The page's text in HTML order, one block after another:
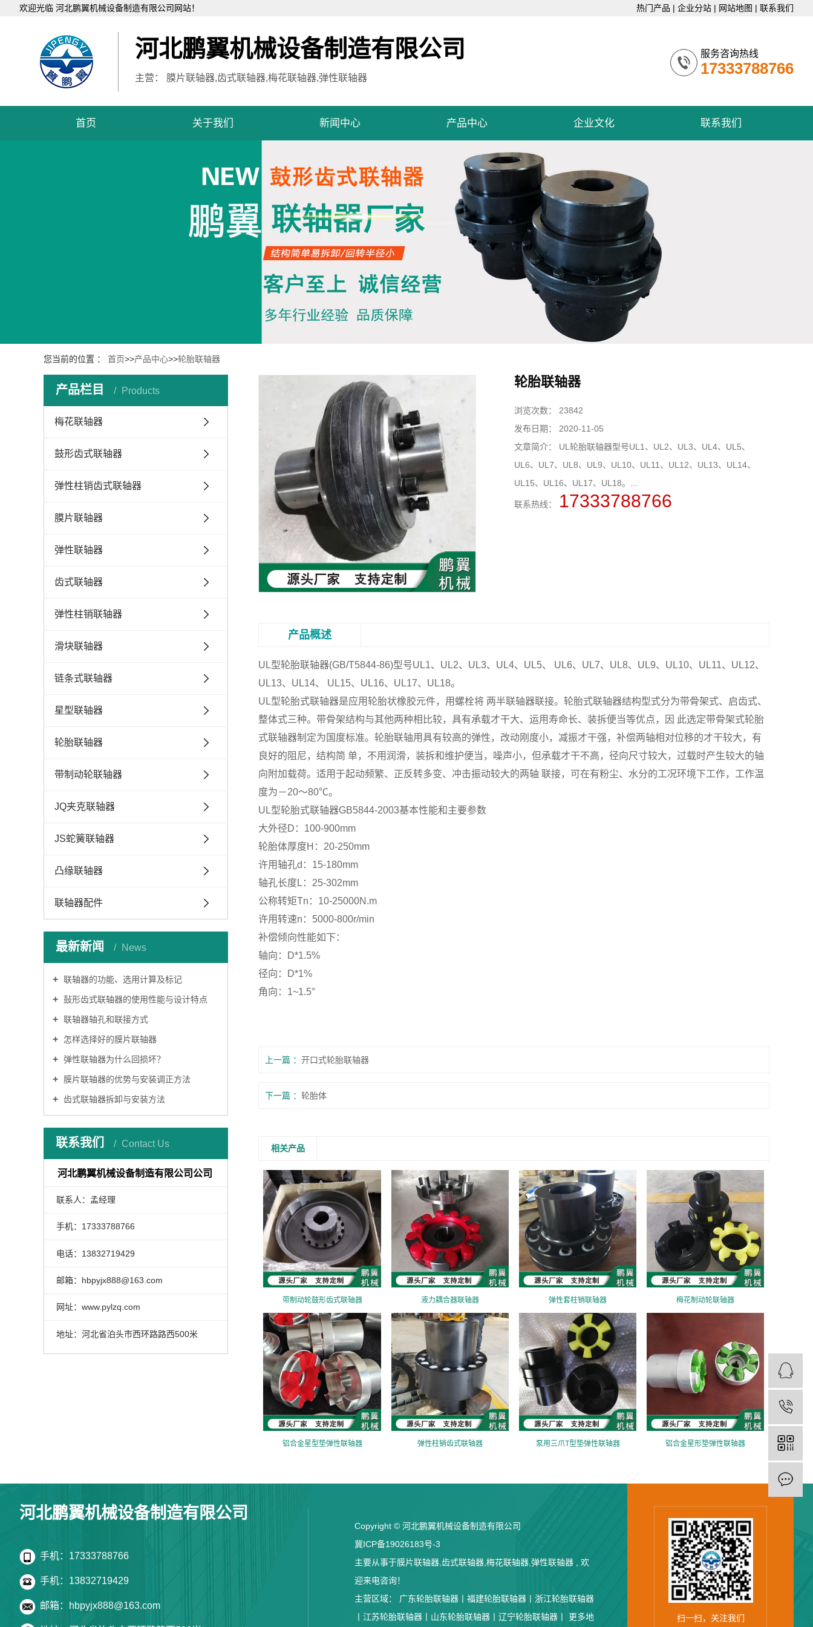
欢迎光临 河北鹏翼机械设备制造有限公司网站！ 热门产品 | 企业分站 | 网站地图 | 联系我们
河北鹏翼机械设备制造有限公司
主营： 膜片联轴器,齿式联轴器,梅花联轴器,弹性联轴器
服务咨询热线
17333788766
首页 关于我们 新闻中心 产品中心 企业文化 联系我们
您当前的位置 ： 首页>>产品中心>>轮胎联轴器
产品栏目 Products
梅花联轴器
鼓形齿式联轴器
弹性柱销齿式联轴器
膜片联轴器
弹性联轴器
齿式联轴器
弹性柱销联轴器
滑块联轴器
链条式联轴器
星型联轴器
轮胎联轴器
带制动轮联轴器
JQ夹克联轴器
JS蛇簧联轴器
凸缘联轴器
联轴器配件
最新新闻 News
联轴器的功能、选用计算及标记
鼔形齿式联轴器的使用性能与设计特点
联轴器轴孔和联接方式
怎样选择好的膜片联轴器
弹性联轴器为什么回损坏？
膜片联轴器的优势与安装调正方法
齿式联轴器拆卸与安装方法
联系我们 Contact Us
河北鹏翼机械设备制造有限公司公司
联系人：孟经理
手机：17333788766
电话：13832719429
邮箱：hbpyjx888@163.com
网址：www.pylzq.com
地址：河北省泊头市西环路路西500米
轮胎联轴器
浏览次数： 23842
发布日期： 2020-11-05
文章简介： UL轮胎联轴器型号UL1、UL2、UL3、UL4、UL5、
UL6、UL7、UL8、UL9、UL10、UL11、UL12、UL13、UL14、
UL15、UL16、UL17、UL18。...
联系热线： 17333788766
产品概述
UL型轮胎联轴器(GB/T5844-86)型号UL1、UL2、UL3、UL4、UL5、 UL6、UL7、UL8、UL9、UL10、UL11、UL12、
UL13、UL14、 UL15、UL16、UL17、UL18。
UL型轮胎式联轴器是应用轮胎状橡胶元件，用螺栓将 两半联轴器联接。轮胎式联轴器结构型式分为带骨架式、启齿式、
整体式三种。带骨架结构与其他两种相比较，具有承载才干大、运用寿命长、装拆便当等优点，因 此选定带骨架式轮胎
式联轴器制定为国度标准。轮胎联轴用具有较高的弹性，改动刚度小，减振才干强，补偿两轴相对位移的才干较大，有
良好的阻尼，结构简 单，不用润滑，装拆和维护便当，噪声小，但承载才干不高，径向尺寸较大，过载时产生较大的轴
向附加载荷。适用于起动频繁、正反转多变、冲击振动较大的两轴 联接，可在有粉尘、水分的工况环境下工作，工作温
度为－20～80℃。
UL型轮胎式联轴器GB5844-2003基本性能和主要参数
大外径D：100-900mm
轮胎体厚度H：20-250mm
许用轴孔d：15-180mm
轴孔长度L：25-302mm
公称转矩Tn：10-25000N.m
许用转速n：5000-800r/min
补偿倾向性能如下：
轴向：D*1.5%
径向：D*1%
角向：1~1.5°
上一篇 开口式轮胎联轴器
下一篇 轮胎体
相关产品
带制动轮鼓形齿式联轴器 液力耦合器联轴器 弹性套柱销联轴器 梅花制动轮联轴器
铝合金星型垫弹性联轴器 弹性柱销齿式联轴器 泵用三爪T型垫弹性联轴器 铝合金星形垫弹性联轴器
河北鹏翼机械设备制造有限公司
手机：17333788766
手机：13832719429
邮箱：hbpyjx888@163.com
Copyright © 河北鹏翼机械设备制造有限公司
冀ICP备19026183号-3
主要从事于膜片联轴器,齿式联轴器,梅花联轴器,弹性联轴器 , 欢
迎来电咨询！
主营区域： 广东轮胎联轴器丨 福建轮胎联轴器丨 浙江轮胎联轴器
江苏轮胎联轴器丨 山东轮胎联轴器丨 辽宁轮胎联轴器丨 更多地 扫一扫，关注我们